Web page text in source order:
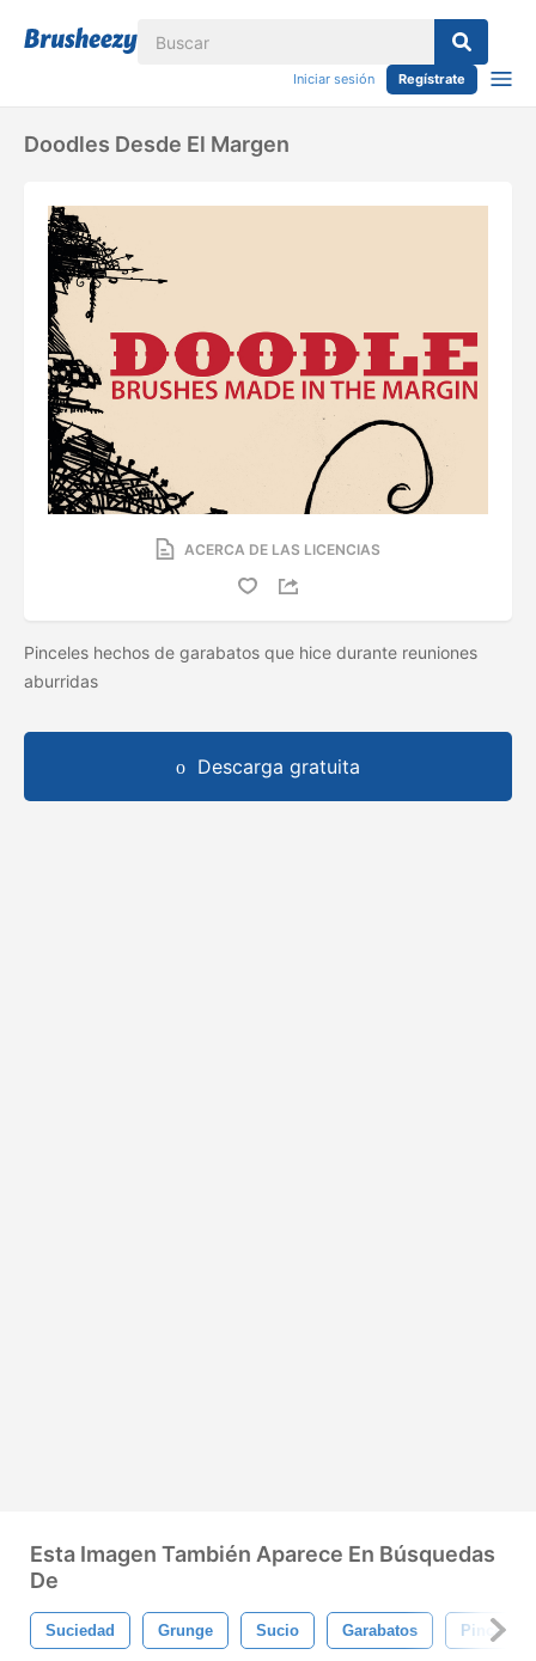
Iniciar sesión Regístrate
Doodles Desde El Margen
ACERCA DE LAS LICENCIAS
Pinceles hechos de garabatos que hice durante reuniones
aburridas
Descarga gratuita
Esta Imagen También Aparece En Búsquedas
De
Suciedad Grunge Sucio Garabatos Pinceles